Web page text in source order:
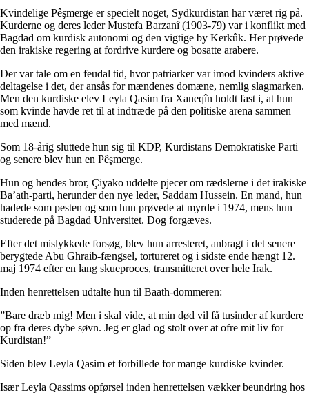
Kvindelige Pêşmerge er specielt noget, Sydkurdistan har været rig på.
Kurderne og deres leder Mustefa Barzanî (1903-79) var i konflikt med
Bagdad om kurdisk autonomi og den vigtige by Kerkûk. Her prøvede
den irakiske regering at fordrive kurdere og bosatte arabere.
Der var tale om en feudal tid, hvor patriarker var imod kvinders aktive
deltagelse i det, der ansås for mændenes domæne, nemlig slagmarken.
Men den kurdiske elev Leyla Qasim fra Xaneqîn holdt fast i, at hun
som kvinde havde ret til at indtræde på den politiske arena sammen
med mænd.
Som 18-årig sluttede hun sig til KDP, Kurdistans Demokratiske Parti
og senere blev hun en Pêşmerge.
Hun og hendes bror, Çiyako uddelte pjecer om rædslerne i det irakiske
Ba’ath-parti, herunder den nye leder, Saddam Hussein. En mand, hun
hadede som pesten og som hun prøvede at myrde i 1974, mens hun
studerede på Bagdad Universitet. Dog forgæves.
Efter det mislykkede forsøg, blev hun arresteret, anbragt i det senere
berygtede Abu Ghraib-fængsel, tortureret og i sidste ende hængt 12.
maj 1974 efter en lang skueproces, transmitteret over hele Irak.
Inden henrettelsen udtalte hun til Baath-dommeren:
”Bare dræb mig! Men i skal vide, at min død vil få tusinder af kurdere
op fra deres dybe søvn. Jeg er glad og stolt over at ofre mit liv for
Kurdistan!”
Siden blev Leyla Qasim et forbillede for mange kurdiske kvinder.
Især Leyla Qassims opførsel inden henrettelsen vækker beundring hos